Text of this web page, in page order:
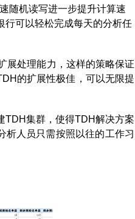
随机读写进一步提升计算速
行可以轻松完成每天的分析任
展处理能力，这样的策略保证
的扩展性极佳，可以无限提
TDH集群，使得TDH解决方案
析人员只需按照以往的工作习